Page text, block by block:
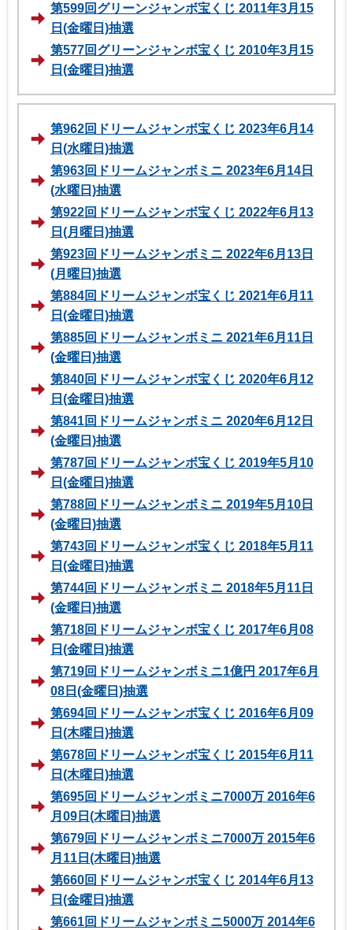
第599回グリーンジャンボ宝くじ 2011年3月15
日(金曜日)抽選
第577回グリーンジャンボ宝くじ 2010年3月15
日(金曜日)抽選
第962回ドリームジャンボ宝くじ 2023年6月14
日(水曜日)抽選
第963回ドリームジャンボミニ 2023年6月14日
(水曜日)抽選
第922回ドリームジャンボ宝くじ 2022年6月13
日(月曜日)抽選
第923回ドリームジャンボミニ 2022年6月13日
(月曜日)抽選
第884回ドリームジャンボ宝くじ 2021年6月11
日(金曜日)抽選
第885回ドリームジャンボミニ 2021年6月11日
(金曜日)抽選
第840回ドリームジャンボ宝くじ 2020年6月12
日(金曜日)抽選
第841回ドリームジャンボミニ 2020年6月12日
(金曜日)抽選
第787回ドリームジャンボ宝くじ 2019年5月10
日(金曜日)抽選
第788回ドリームジャンボミニ 2019年5月10日
(金曜日)抽選
第743回ドリームジャンボ宝くじ 2018年5月11
日(金曜日)抽選
第744回ドリームジャンボミニ 2018年5月11日
(金曜日)抽選
第718回ドリームジャンボ宝くじ 2017年6月08
日(金曜日)抽選
第719回ドリームジャンボミニ1億円 2017年6月
08日(金曜日)抽選
第694回ドリームジャンボ宝くじ 2016年6月09
日(木曜日)抽選
第678回ドリームジャンボ宝くじ 2015年6月11
日(木曜日)抽選
第695回ドリームジャンボミニ7000万 2016年6
月09日(木曜日)抽選
第679回ドリームジャンボミニ7000万 2015年6
月11日(木曜日)抽選
第660回ドリームジャンボ宝くじ 2014年6月13
日(金曜日)抽選
第661回ドリームジャンボミニ5000万 2014年6